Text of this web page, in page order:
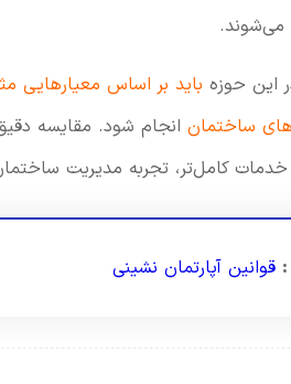
می‌شوند.
این حوزه باید بر اساس معیارهایی
ساختمان انجام شود. مقایسه
خدمات کامل‌تر، تجربه مدیریت
: قوانین آپارتمان نشینی